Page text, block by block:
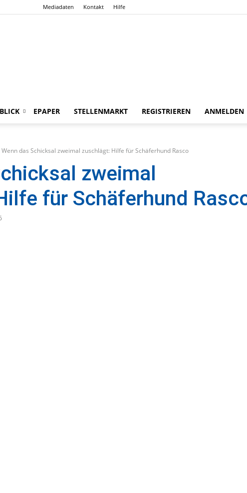
Mediadaten Kontakt Hilfe
Zeitung
EPAPER STELLENMARKT REGISTRIEREN ANMELDEN
Wenn das Schicksal zweimal zuschlägt: Hilfe für Schäferhund Rasco
zweimal
für Schäferhund